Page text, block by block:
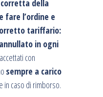
della
fare l’ordine e
tariffario:
in ogni
con
sempre a carico
in caso di rimborso.